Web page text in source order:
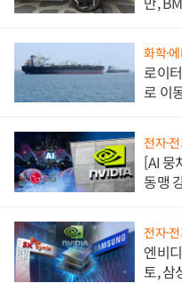
화학·
로이
로 이
전자·
[AI 뭉
동맹
전자·
엔비
토, 삼